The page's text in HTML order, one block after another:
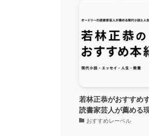
若林正恭がおすすめ
読書家芸人が薦める
おすすめレーベル